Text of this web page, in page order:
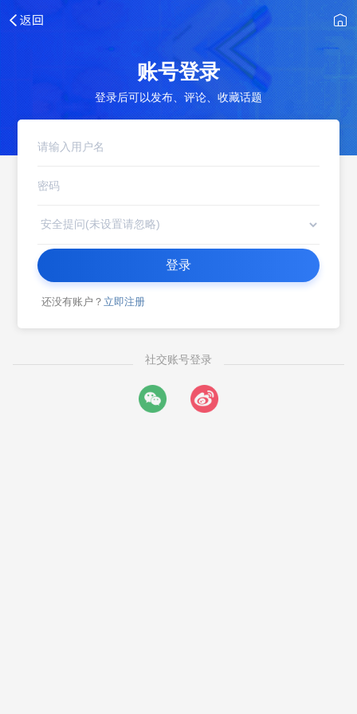
账号登录
登录后可以发布、评论、收藏话题
登录
还没有账户？ 立即注册
社交账号登录